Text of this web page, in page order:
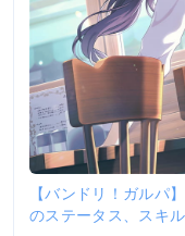
【バンドリ！ガル
のステータス、スキ